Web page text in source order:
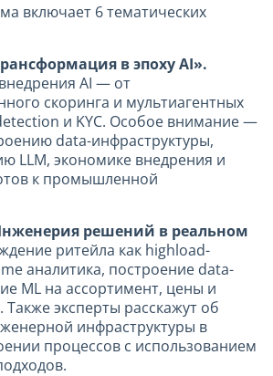
включает 6 тематических
в эпоху AI».
AI — от
скоринга и мультиагентных
и KYC. Особое внимание —
data-инфраструктуры,
LLM, экономике внедрения и
к промышленной
решений в реальном
ритейла как highload-
аналитика, построение data-
ML на ассортимент, цены и
Также эксперты расскажут об
инфраструктуры в
процессов с использованием